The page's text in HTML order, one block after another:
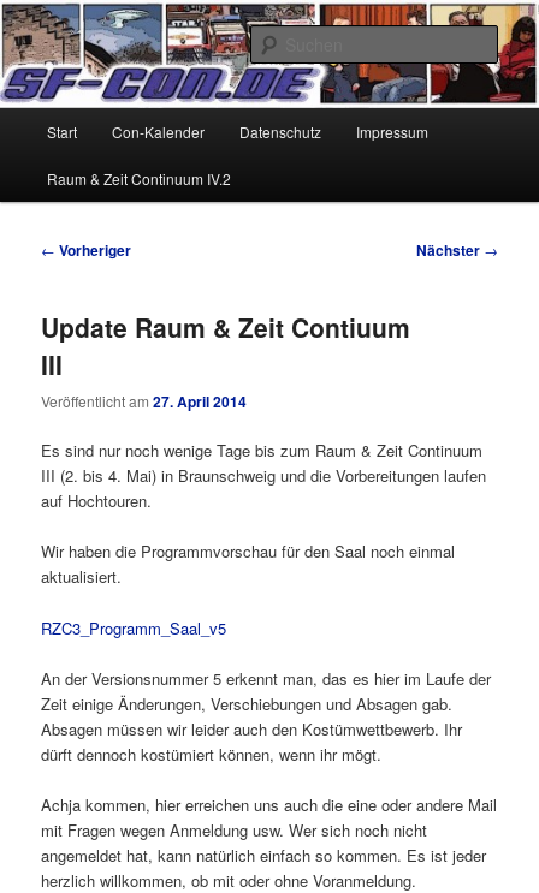
Zum
primären
Inhalt
springenSF-Con.de
Alles um Sciencefiction-Cons
Start Con-Kalender Datenschutz Impressum
Raum & Zeit Continuum IV.2
Beitragsnavigation
← Vorheriger Nächster →
Update Raum & Zeit Contiuum
III
Veröffentlicht am27. April 2014
Es sind nur noch wenige Tage bis zum Raum & Zeit Continuum
III (2. bis 4. Mai) in Braunschweig und die Vorbereitungen laufen
auf Hochtouren.
Wir haben die Programmvorschau für den Saal noch einmal
aktualisiert.
RZC3_Programm_Saal_v5
An der Versionsnummer 5 erkennt man, das es hier im Laufe der
Zeit einige Änderungen, Verschiebungen und Absagen gab.
Absagen müssen wir leider auch den Kostümwettbewerb. Ihr
dürft dennoch kostümiert können, wenn ihr mögt.
Achja kommen, hier erreichen uns auch die eine oder andere Mail
mit Fragen wegen Anmeldung usw. Wer sich noch nicht
angemeldet hat, kann natürlich einfach so kommen. Es ist jeder
herzlich willkommen, ob mit oder ohne Voranmeldung.